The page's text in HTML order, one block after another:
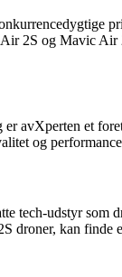
2S og Mavic Air
avXperten et
og
tech-udstyr som
droner, kan finde